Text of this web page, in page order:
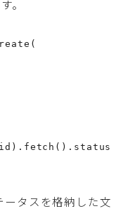
。
ータスを格納した文